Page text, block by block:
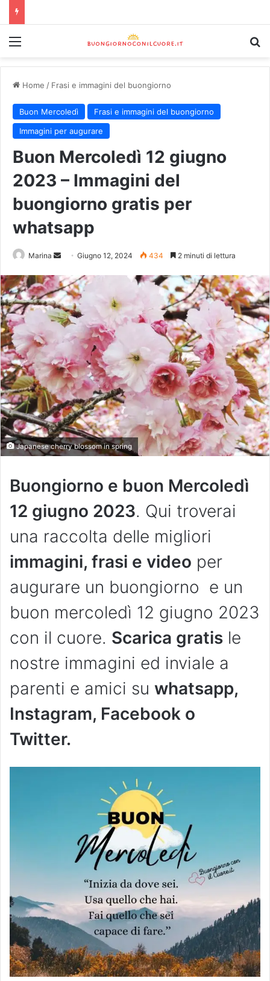
Home / Frasi e immagini del buongiorno
Buon Mercoledì
Frasi e immagini del buongiorno
Immagini per augurare
Buon Mercoledì 12 giugno
2023 – Immagini del
buongiorno gratis per
whatsapp
Marina Giugno 12, 2024 434 2 minuti di lettura
Japanese cherry blossom in spring
Buongiorno e buon Mercoledì
12 giugno 2023. Qui troverai
una raccolta delle migliori
immagini, frasi e video per
augurare un buongiorno e un
buon mercoledì 12 giugno 2023
con il cuore. Scarica gratis le
nostre immagini ed inviale a
parenti e amici su whatsapp,
Instagram, Facebook o
Twitter.